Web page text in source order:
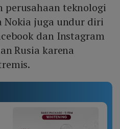
perusahaan teknologi
Nokia juga undur diri
dan Instagram
Rusia karena